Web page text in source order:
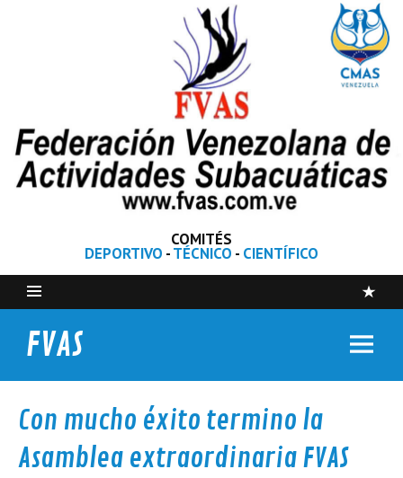
COMITÉS
DEPORTIVO -TÉCNICO - CIENTÍFICO
FVAS
Con mucho éxito termino la
Asamblea extraordinaria FVAS